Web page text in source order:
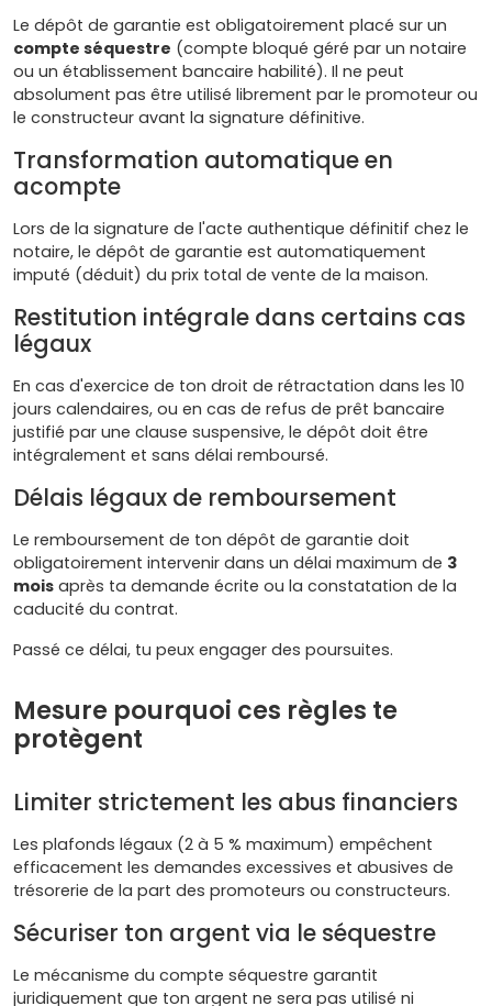
Le dépôt de garantie est obligatoirement placé sur un
compte séquestre (compte bloqué géré par un notaire
ou un établissement bancaire habilité). Il ne peut
absolument pas être utilisé librement par le promoteur ou
le constructeur avant la signature définitive.
Transformation automatique en
acompte
Lors de la signature de l'acte authentique définitif chez le
notaire, le dépôt de garantie est automatiquement
imputé (déduit) du prix total de vente de la maison.
Restitution intégrale dans certains cas
légaux
En cas d'exercice de ton droit de rétractation dans les 10
jours calendaires, ou en cas de refus de prêt bancaire
justifié par une clause suspensive, le dépôt doit être
intégralement et sans délai remboursé.
Délais légaux de remboursement
Le remboursement de ton dépôt de garantie doit
obligatoirement intervenir dans un délai maximum de 3
mois après ta demande écrite ou la constatation de la
caducité du contrat.
Passé ce délai, tu peux engager des poursuites.
Mesure pourquoi ces règles te
protègent
Limiter strictement les abus financiers
Les plafonds légaux (2 à 5 % maximum) empêchent
efficacement les demandes excessives et abusives de
trésorerie de la part des promoteurs ou constructeurs.
Sécuriser ton argent via le séquestre
Le mécanisme du compte séquestre garantit
juridiquement que ton argent ne sera pas utilisé ni